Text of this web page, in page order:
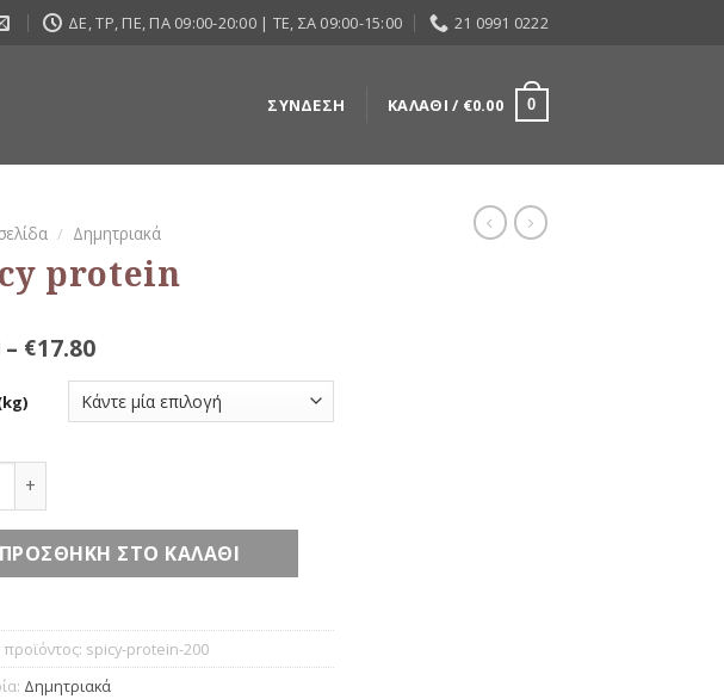
ΔΕ, ΤΡ, ΠΕ, ΠΑ 09:00-20:00 | ΤΕ, ΣΑ 09:00-15:00 21 0991 0222
ΣΎΝΔΕΣΗ ΚΑΛΆΘΙ / €0.00 0
/ Δημητριακά
protein
– €17.80
ποσότητα
ΠΡΟΣΘΉΚΗ ΣΤΟ ΚΑΛΆΘΙ
spicy-protein-200
Δημητριακά